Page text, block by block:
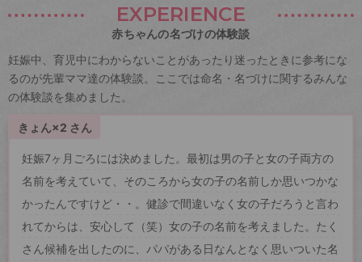
EXPERIENCE
赤ちゃんの名づけの体験談
妊娠中、育児中にわからないことがあったり迷ったときに参考にな
るのが先輩ママ達の体験談。ここでは命名・名づけに関するみんな
の体験談を集めました。
きょん×2 さん
妊娠7ヶ月ごろには決めました。最初は男の子と女の子両方の
名前を考えていて、そのころから女の子の名前しか思いつかな
かったんですけど・・。健診で間違いなく女の子だろうと言わ
れてからは、安心して（笑）女の子の名前を考えました。たく
さん候補を出したのに、パパがある日なんとなく思いついた名